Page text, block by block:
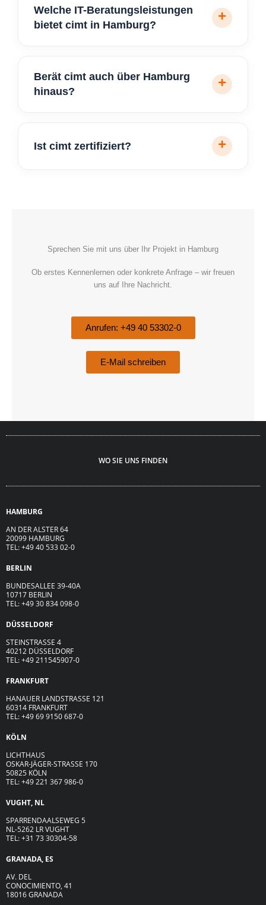
Welche IT-Beratungsleistungen
bietet cimt in Hamburg?
Berät cimt auch über Hamburg
hinaus?
Ist cimt zertifiziert?
Sprechen Sie mit uns über Ihr Projekt in Hamburg
Ob erstes Kennenlernen oder konkrete Anfrage – wir freuen
uns auf Ihre Nachricht.
Anrufen: +49 40 53302-0
E-Mail schreiben
WO SIE UNS FINDEN
HAMBURG
AN DER ALSTER 64
20099 HAMBURG
TEL: +49 40 533 02-0
BERLIN
BUNDESALLEE 39-40A
10717 BERLIN
TEL: +49 30 834 098-0
DÜSSELDORF
STEINSTRASSE 4
40212 DÜSSELDORF
TEL: +49 211545907-0
FRANKFURT
HANAUER LANDSTRASSE 121
60314 FRANKFURT
TEL: +49 69 9150 687-0
KÖLN
LICHTHAUS
OSKAR-JÄGER-STRASSE 170
50825 KÖLN
TEL: +49 221 367 986-0
VUGHT, NL
SPARRENDAALSEWEG 5
NL-5262 LR VUGHT
TEL: +31 73 30304-58
GRANADA, ES
AV. DEL
CONOCIMIENTO, 41
18016 GRANADA